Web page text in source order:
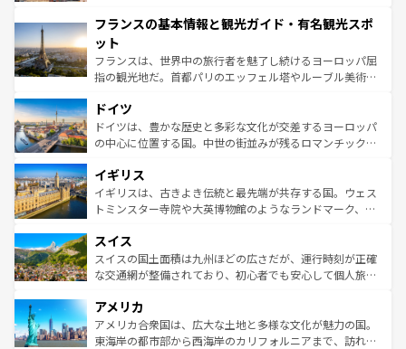
ませてくれるイタリアで、忘れられない旅をしてみよう！
なお、新着のイタリア情報は
しい。
文化が根付くこの国では、情熱的なフラメンコ、熱気あふ
れる闘牛、そして美味しいタパスが生活の一部となってい
る。首都マドリードの洗練された雰囲気や、バルセロナの
アートに溢れた街角から、地方では古代ローマ遺跡や中世
せる。地方によって風土や気候が異なるスペインはその個
性で訪れる人を魅了する。 なお、新着のスペイン情報は コ
ンテンツ一覧を参照してほしい。
フランスの基本情報と観光ガイド・有名観光スポ
ット
フランスは、世界中の旅行者を魅了し続けるヨーロッパ屈
指の観光地だ。首都パリのエッフェル塔やルーブル美術館
で、幅広い魅力が詰まっている。華麗な宮殿、歴史的な大
聖堂、美しいビーチ、そして豊かな自然が、訪れる者を心
から魅了する。また、フランスは美食の国としても知ら
いる。シャンパンの発祥地であるランス、プロヴァンスの
香り高いラベンダー畑など、多彩な楽しみ方が可能だ。さ
らに、パリ以外の地域にも魅力が溢れており、どの街角に
れる地方に足を運ぶとそれぞれで全く異なる文化を体験で
きるだろう。 なお、新着のフランス情報はコンテンツ一覧
を参照してほしい。
ドイツ
ドイツは、豊かな歴史と多彩な文化が交差するヨーロッパ
の中心に位置する国。中世の街並みが残るロマンチック街
顔を持つこの国は、どこを歩いても飽きることがない。ベ
ルリンの文化的活気、バイエルン州のアルプスの絶景、そ
してライン川沿いのワイン畑といった風景は必見。ビール
は、お酒好きな人にはぜひ体験してほしい。 なお、新着の
ドイツ情報はコンテンツ一覧を参照してほしい。
イギリス
イギリスは、古きよき伝統と最先端が共存する国。ウェス
トミンスター寺院や大英博物館のようなランドマーク、歴
リアごとに異なる魅力がある。また、優雅なアフタヌーン
ティー、ビール好きにはたまらない英国パブ、サッカー観
戦など、本場だからこそできる体験も豊富。イギリスを旅
ンツ一覧を参照してほしい。
スイス
スイスの国土面積は九州ほどの広さだが、運行時刻が正確
な交通網が整備されており、初心者でも安心して個人旅行
の建物がそのまま残る町や、スイスならではのユニークな
博物館もあり、アルプス観光だけでなく町歩きも満喫する
ことができる。国民の所得が高いため物価も高いが、旅行
アメリカ
アメリカ合衆国は、広大な土地と多様な文化が魅力の国。
東海岸の都市部から西海岸のカリフォルニアまで、訪れる